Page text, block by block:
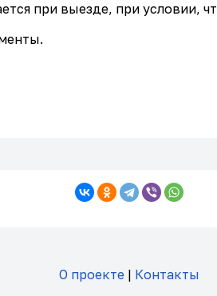
при выезде, при условии,
О проекте | Контакты